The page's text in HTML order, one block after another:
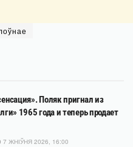
Поляк пригнал из
1965 года и теперь продает
7 ЖНІЎНЯ 2026, 16:00